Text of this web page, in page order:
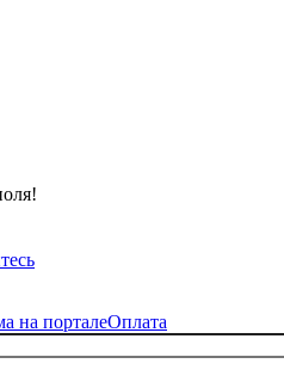
на порталеОплата